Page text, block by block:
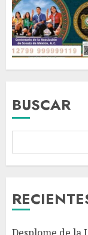
BUSCAR
3